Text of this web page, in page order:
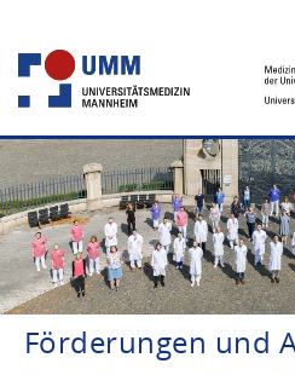
Förderungen und